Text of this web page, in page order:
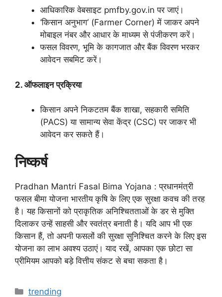
आधिकारिक वेबसाइट pmfby.gov.in पर जाएं।
‘किसान अनुभाग’ (Farmer Corner) में जाकर अपने
मोबाइल नंबर और आधार के माध्यम से पंजीकरण करें।
फसल विवरण, भूमि के कागजात और बैंक विवरण भरकर
आवेदन सबमिट करें।
2. ऑफलाइन प्रक्रिया
किसान अपने निकटतम बैंक शाखा, सहकारी समिति
(PACS) या सामान्य सेवा केंद्र (CSC) पर जाकर भी
आवेदन कर सकते हैं।
निष्कर्ष
Pradhan Mantri Fasal Bima Yojana : प्रधानमंत्री
फसल बीमा योजना भारतीय कृषि के लिए एक सुरक्षा कवच की तरह
है। यह किसानों को प्राकृतिक अनिश्चितताओं के डर से मुक्ति
दिलाकर उन्हें साहसी और स्वतंत्र बनाती है। यदि आप भी एक
किसान हैं, तो अपनी फसलों की सुरक्षा सुनिश्चित करने के लिए इस
योजना का लाभ अवश्य उठाएं। याद रखें, आपका एक छोटा सा
प्रीमियम आपको बड़े वित्तीय संकट से बचा सकता है।
Categories
trending